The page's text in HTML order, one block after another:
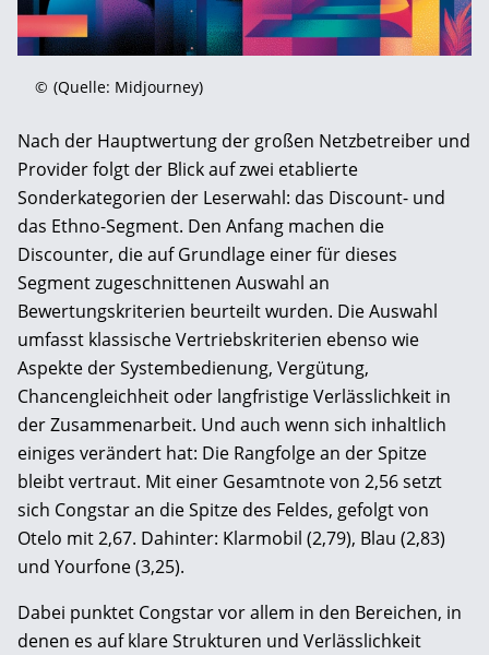
© (Quelle: Midjourney)
Nach der Hauptwertung der großen Netzbetreiber und
Provider folgt der Blick auf zwei etablierte
Sonderkategorien der Leserwahl: das Discount- und
das Ethno-Segment. Den Anfang machen die
Discounter, die auf Grundlage einer für dieses
Segment zugeschnittenen Auswahl an
Bewertungskriterien beurteilt wurden. Die Auswahl
umfasst klassische Vertriebskriterien ebenso wie
Aspekte der Systembedienung, Vergütung,
Chancengleichheit oder langfristige Verlässlichkeit in
der Zusammenarbeit. Und auch wenn sich inhaltlich
einiges verändert hat: Die Rangfolge an der Spitze
bleibt vertraut. Mit einer Gesamtnote von 2,56 setzt
sich Congstar an die Spitze des Feldes, gefolgt von
Otelo mit 2,67. Dahinter: Klarmobil (2,79), Blau (2,83)
und Yourfone (3,25).
Dabei punktet Congstar vor allem in den Bereichen, in
denen es auf klare Strukturen und Verlässlichkeit